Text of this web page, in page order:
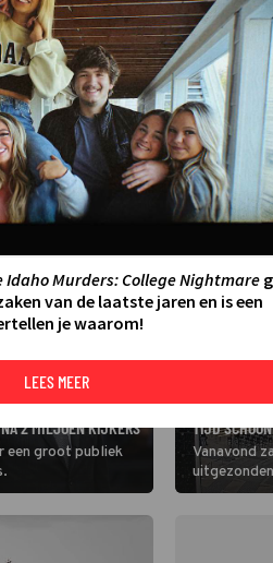
2 MILJOEN KIJKERS
een groot publiek
LIVESTREAM
TIJD
Vanavond
die plek
Idaho Murders: College Nightmare
van de laatste jaren en is een
je waarom!
LEES MEER